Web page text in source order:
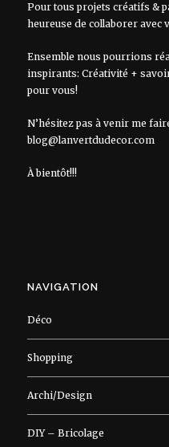
Pour tous projets créatifs &
heureuse de collaborer avec
Ensemble nous pourrions
inspirants: Créativité +
pour vous!
N’hésitez pas à venir me
blog@lanvertdudecor.com
À bientôt!!!
NAVIGATION
Déco
Shopping
Archi/Design
DIY – Bricolage